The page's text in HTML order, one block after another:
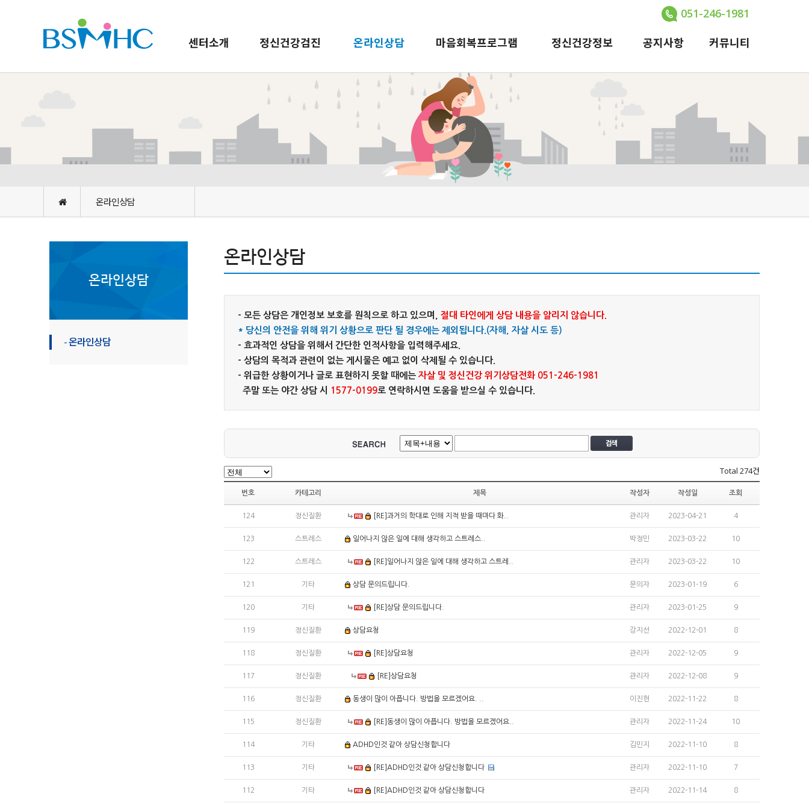
051-246-1981
센터소개 정신건강검진 온라인상담 마음회복프로그램 정신건강정보 공지사항 커뮤니티
온라인상담
온라인상담
- 온라인상담
온라인상담
- 모든 상담은 개인정보 보호를 원칙으로 하고 있으며, 절대 타인에게 상담 내용을 알리지 않습니다.
* 당신의 안전을 위해 위기 상황으로 판단 될 경우에는 제외됩니다.(자해, 자살 시도 등)
- 효과적인 상담을 위해서 간단한 인적사항을 입력해주세요.
- 상담의 목적과 관련이 없는 게시물은 예고 없이 삭제될 수 있습니다.
- 위급한 상황이거나 글로 표현하지 못할 때에는 자살 및 정신건강 위기상담전화 051-246-1981
주말 또는 야간 상담 시
1577-0199로 연락하시면 도움을 받으실 수 있습니다.
Total 274건
번호 카테고리 제목 작성자 작성일 조회
124 정신질환 [RE]과거의 학대로 인해 지적 받을 때마다 화.. 관리자 2023-04-21 4
123 스트레스 일어나지 않은 일에 대해 생각하고 스트레스.. 박정민 2023-03-22 10
122 스트레스 [RE]일어나지 않은 일에 대해 생각하고 스트레.. 관리자 2023-03-22 10
121 기타 상담 문의드립니다. 문의자 2023-01-19 6
120 기타 [RE]상담 문의드립니다. 관리자 2023-01-25 9
119 정신질환 상담요청 강지선 2022-12-01 8
118 정신질환 [RE]상담요청 관리자 2022-12-05 9
117 정신질환 [RE]상담요청 관리자 2022-12-08 9
116 정신질환 동생이 많이 아픕니다. 방법을 모르겠어요. .. 이진현 2022-11-22 8
115 정신질환 [RE]동생이 많이 아픕니다. 방법을 모르겠어요.. 관리자 2022-11-24 10
114 기타 ADHD인것 같아 상담신청합니다 김민지 2022-11-10 8
113 기타 [RE]ADHD인것 같아 상담신청합니다 관리자 2022-11-10 7
112 기타 [RE]ADHD인것 같아 상담신청합니다 관리자 2022-11-14 8